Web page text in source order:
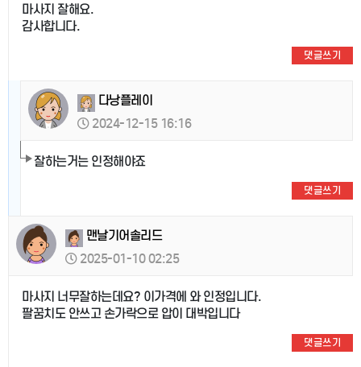
마사지 잘해요.
감사합니다.
댓글쓰기
다낭플레이
2024-12-15 16:16
잘하는거는 인정해야죠
댓글쓰기
맨날기어솔리드
2025-01-10 02:25
마사지 너무잘하는데요? 이가격에 와 인정입니다.
팔꿈치도 안쓰고 손가락으로 압이 대박입니다
댓글쓰기